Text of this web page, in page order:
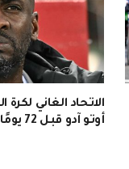
الاتحاد الغاني
أوتو آدو قبل 72 يومًا من (كأس العالم).